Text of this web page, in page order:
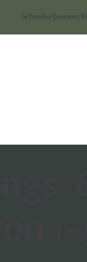
Schenke Deinem